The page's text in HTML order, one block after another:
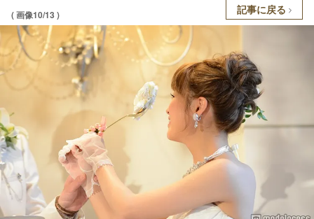
( 画像10/13 ) 記事に戻る